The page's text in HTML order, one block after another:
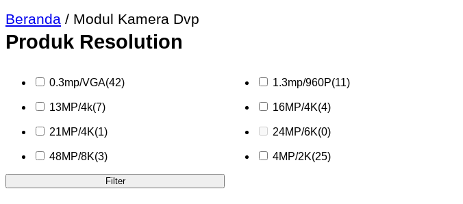
Beranda / Modul Kamera Dvp
Produk Resolution
0.3mp/VGA(42) 1.3mp/960P(11)
13MP/4k(7) 16MP/4K(4)
21MP/4K(1) 24MP/6K(0)
48MP/8K(3) 4MP/2K(25)
Filter